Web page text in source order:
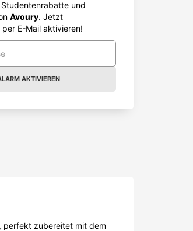
und
Avoury. Jetzt
E-Mail aktivieren!
AKTIVIEREN
perfekt zubereitet mit dem